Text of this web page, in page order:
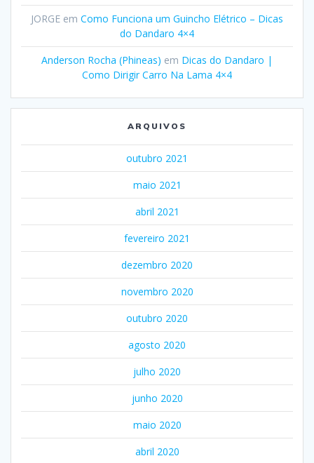
JORGE em Como Funciona um Guincho Elétrico – Dicas
do Dandaro 4×4
Anderson Rocha (Phineas) em Dicas do Dandaro |
Como Dirigir Carro Na Lama 4×4
ARQUIVOS
outubro 2021
maio 2021
abril 2021
fevereiro 2021
dezembro 2020
novembro 2020
outubro 2020
agosto 2020
julho 2020
junho 2020
maio 2020
abril 2020